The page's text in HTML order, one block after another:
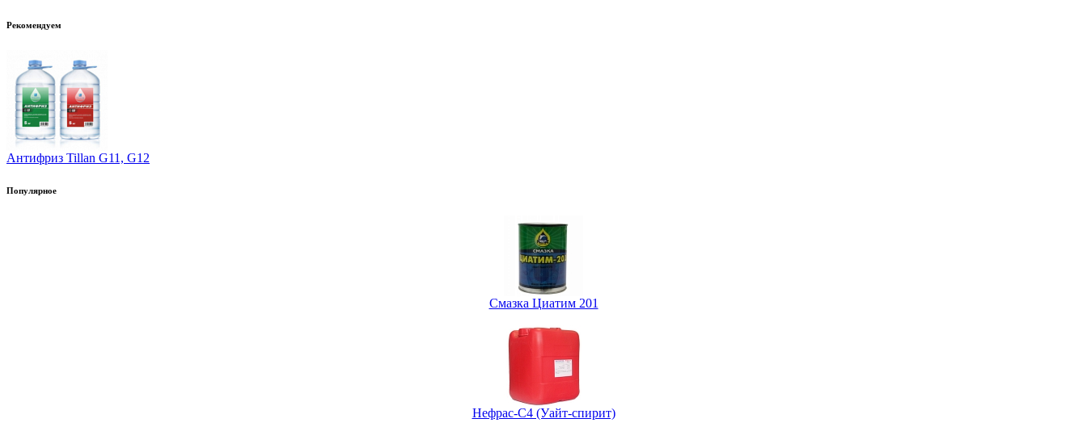
Рекомендуем
Антифриз Tillan G11, G12
Популярное
Смазка Циатим 201
Нефрас-С4 (Уайт-спирит)